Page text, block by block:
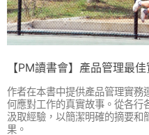
【PM讀書會】產品管理最
作者在本書中提供產品管理實務
何應對工作的真實故事。從各行
汲取經驗，以簡潔明確的摘要和
果。